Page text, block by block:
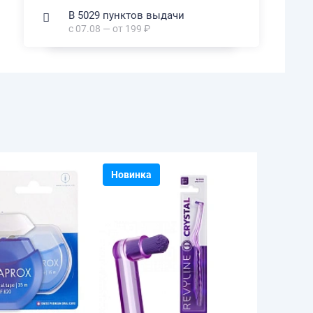
В 5029 пунктов выдачи
с 07.08 — от 199 ₽
Новинка